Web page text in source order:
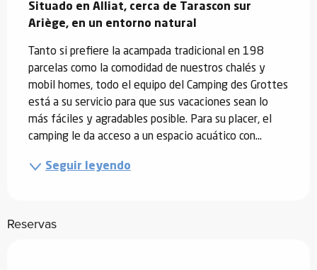
Situado en Alliat, cerca de Tarascon sur
Ariège, en un entorno natural
Tanto si prefiere la acampada tradicional en 198
parcelas como la comodidad de nuestros chalés y
mobil homes, todo el equipo del Camping des Grottes
está a su servicio para que sus vacaciones sean lo
más fáciles y agradables posible. Para su placer, el
camping le da acceso a un espacio acuático con...
Seguir leyendo
Reservas